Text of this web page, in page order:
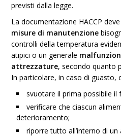
previsti dalla legge.
La documentazione HACCP
misure di manutenzione
controlli della temperatura
atipici o un generale
attrezzature, secondo quanto
In particolare, in caso di guasto,
svuotare il prima possibile
verificare che ciascun
deterioramento;
riporre tutto all’interno di